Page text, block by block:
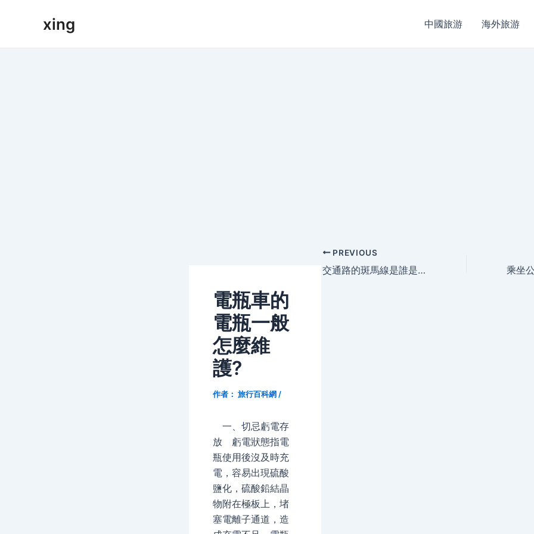
xing 中國旅游 海外旅游
電瓶車的
電瓶一般
怎麼維
護?
作者： 旅行百科網 /
一、切忌虧電存
放 虧電狀態指電
瓶使用後沒及時充
電，容易出現硫酸
鹽化，硫酸鉛結晶
物附在極板上，堵
塞電離子通道，造
Post
navigation
PREVIOUS
交通路的斑馬線是誰是發明的?